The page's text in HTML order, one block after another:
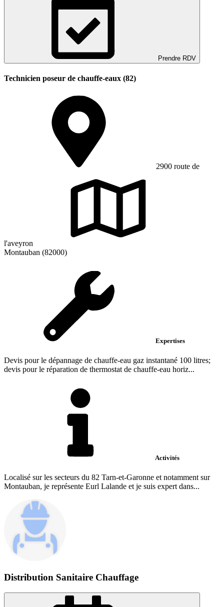
Prendre RDV
Technicien poseur de chauffe-eaux (82)
2900 route de
l'aveyron
Montauban (82000)
Expertises
Devis pour le dépannage de chauffe-eau gaz instantané 100 litres;
devis pour le réparation de thermostat de chauffe-eau horiz...
Activités
Localisé sur les secteurs du 82 Tarn-et-Garonne et notamment sur
Montauban, je représente Eurl Lalande et je suis expert dans...
Distribution Sanitaire Chauffage